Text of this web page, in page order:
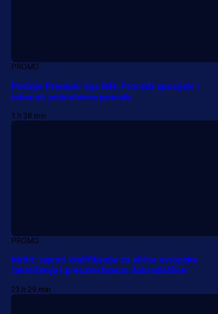
PROMO
Počinje Premijer liga BiH: Pronađi specijale i
iskoristi jedinstvenu ponudu
1 h 38 min
PROMO
MrBit: Isprati kvalifikacije za elitna evropska
takmičenja i preuzmi bonus dobrodošlice!
23 h 29 min